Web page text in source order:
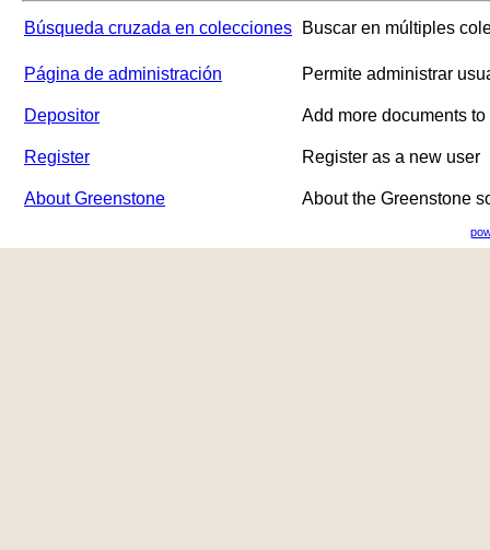
Búsqueda cruzada en colecciones Buscar en múltiples
Página de administración Permite administrar
Depositor Add more documents
Register Register as a new user
About Greenstone About the Greenstone